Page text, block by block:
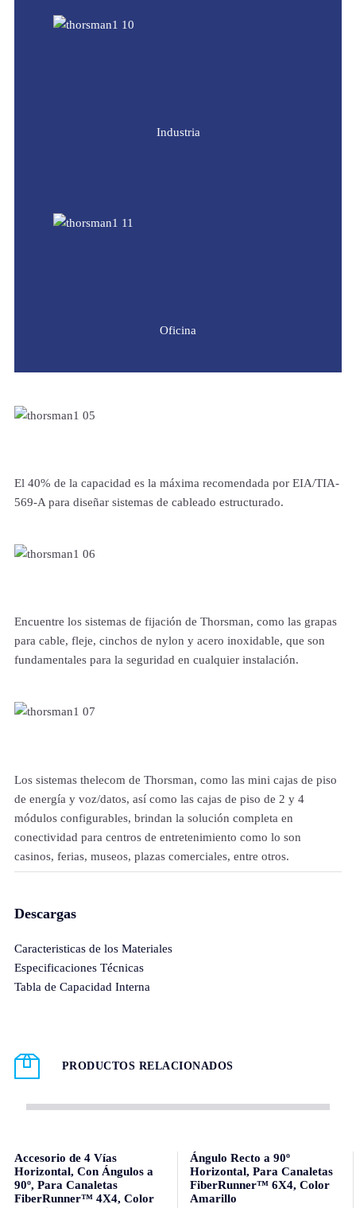
Industria
Oficina
El 40% de la capacidad es la máxima recomendada por EIA/TIA-
569-A para diseñar sistemas de cableado estructurado.
Encuentre los sistemas de fijación de Thorsman, como las grapas
para cable, fleje, cinchos de nylon y acero inoxidable, que son
fundamentales para la seguridad en cualquier instalación.
Los sistemas thelecom de Thorsman, como las mini cajas de piso
de energía y voz/datos, así como las cajas de piso de 2 y 4
módulos configurables, brindan la solución completa en
conectividad para centros de entretenimiento como lo son
casinos, ferias, museos, plazas comerciales, entre otros.
Descargas
Caracteristicas de los Materiales
Especificaciones Técnicas
Tabla de Capacidad Interna
PRODUCTOS RELACIONADOS
Accesorio de 4 Vías
Horizontal, Con Ángulos a
90º, Para Canaletas
FiberRunner™ 4X4, Color
Ángulo Recto a 90º
Horizontal, Para Canaletas
FiberRunner™ 6X4, Color
Amarillo